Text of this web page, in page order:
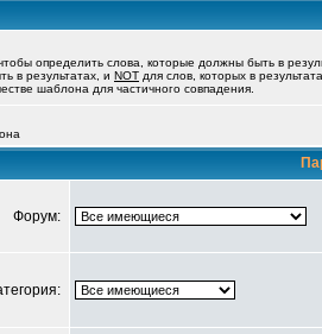
определить слова, которые должны быть в
в результатах, и NOT для слов, которых в
шаблона для частичного совпадения.
Форум: